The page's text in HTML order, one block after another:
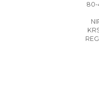
80-